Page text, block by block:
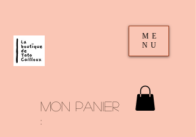
mon panier
:
ME
NU